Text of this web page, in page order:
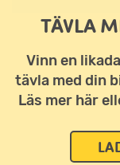
TÄVLA
Vinn en
tävla med din
Läs mer här